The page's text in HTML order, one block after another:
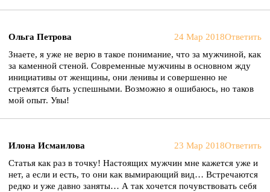
Ольга Петрова 24 Мар 2018Ответить
Знаете, я уже не верю в такое понимание, что за мужчиной, как
за каменной стеной. Современные мужчины в основном жду
инициативы от женщины, они ленивы и совершенно не
стремятся быть успешными. Возможно я ошибаюсь, но таков
мой опыт. Увы!
Илона Исмаилова 23 Мар 2018Ответить
Статья как раз в точку! Настоящих мужчин мне кажется уже и
нет, а если и есть, то они как вымирающий вид… Встречаются
редко и уже давно заняты… А так хочется почувствовать себя